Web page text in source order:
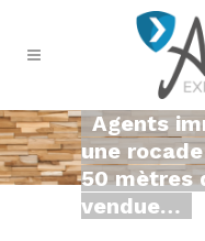
Agents
une
50 mètres
vendue…